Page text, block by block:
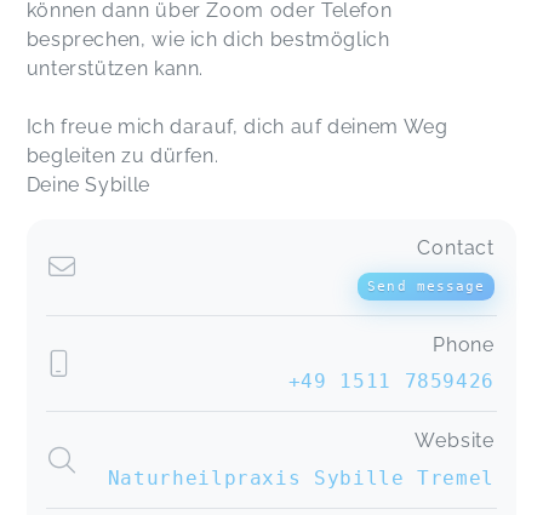
können dann über Zoom oder Telefon
besprechen, wie ich dich bestmöglich
unterstützen kann.
Ich freue mich darauf, dich auf deinem Weg
begleiten zu dürfen.
Deine Sybille
Contact
Send message
Phone
+49 1511 7859426
Website
Naturheilpraxis Sybille Tremel